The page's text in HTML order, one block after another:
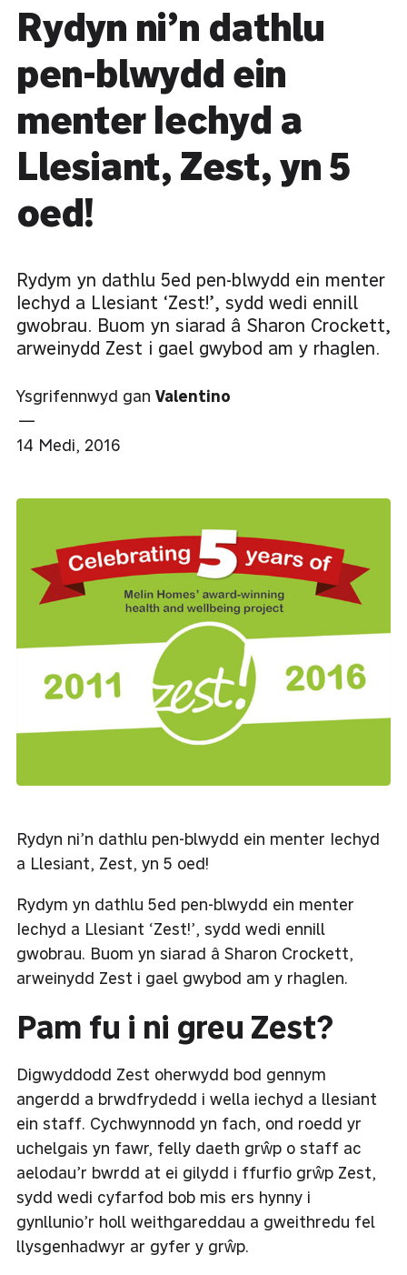
Rydyn ni’n dathlu
pen-blwydd ein
menter Iechyd a
Llesiant, Zest, yn 5
oed!
Rydym yn dathlu 5ed pen-blwydd ein menter
Iechyd a Llesiant ‘Zest!’, sydd wedi ennill
gwobrau. Buom yn siarad â Sharon Crockett,
arweinydd Zest i gael gwybod am y rhaglen.
Ysgrifennwyd gan Valentino
—
14 Medi, 2016
Rydyn ni’n dathlu pen-blwydd ein menter Iechyd
a Llesiant, Zest, yn 5 oed!
Rydym yn dathlu 5ed pen-blwydd ein menter
Iechyd a Llesiant ‘Zest!’, sydd wedi ennill
gwobrau. Buom yn siarad â Sharon Crockett,
arweinydd Zest i gael gwybod am y rhaglen.
Pam fu i ni greu Zest?
Digwyddodd Zest oherwydd bod gennym
angerdd a brwdfrydedd i wella iechyd a llesiant
ein staff. Cychwynnodd yn fach, ond roedd yr
uchelgais yn fawr, felly daeth grŵp o staff ac
aelodau’r bwrdd at ei gilydd i ffurfio grŵp Zest,
sydd wedi cyfarfod bob mis ers hynny i
gynllunio’r holl weithgareddau a gweithredu fel
llysgenhadwyr ar gyfer y grŵp.